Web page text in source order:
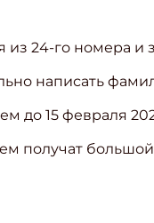
из 24-го номера и
написать
до 15 февраля
получат